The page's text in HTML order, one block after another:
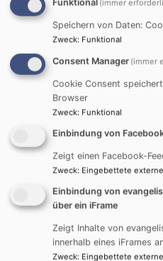
Regionalbischöfin
„dass wir mit
erfahrene und kompetente
einladende Theologin mit
Teamerfahrung gewinnen
Nach dem
Wien und Hamburg und
Vikariat in Gemünda (DB
in Untersteinach und
Dekanat Kulmbach. Von
Pfarrerin nach
wo sie neben der
Funktional (immer
Speichern von Daten:
Zweck: Funktional
Consent Manager (immer
Cookie Consent
Browser
Zweck: Funktional
Einbindung von
Zeigt einen Facebook-
Zweck: Eingebettete
Einbindung von
über ein iFrame
Zeigt Inhalte von
innerhalb eines iFrames
Zweck: Eingebettete